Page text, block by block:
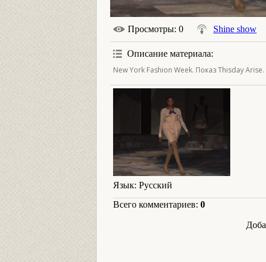
Просмотры: 0 Shine show
Описание материала:
New York Fashion Week. Показ Thisday Arise.
Язык: Русский
Всего комментариев: 0